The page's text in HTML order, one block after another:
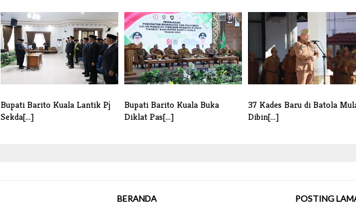
Bupati Barito Kuala Lantik Pj
Sekda[...]
Bupati Barito Kuala Buka
Diklat Pas[...]
37 Kades Baru di Batola
Dibin[...]
POSTING
BERANDA